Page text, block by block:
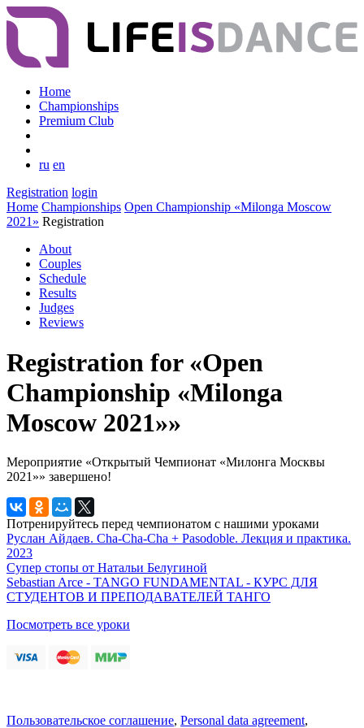
Home
Championships
Premium Club
ru en
Registration login
Home Championships Open Championship «Milonga Moscow
2021» Registration
About
Couples
Schedule
Results
Judges
Reviews
Registration for «Open
Championship «Milonga
Moscow 2021»»
Мероприятие «Открытый Чемпионат «Милонга Москвы
2021»» завершено!
Потренируйтесь перед чемпионатом с нашими уроками
Руслан Айдаев. Cha-Cha-Cha + Pasodoble. Лекция и практика.
2023
Супер стопы от Натальи Белугиной
Sebastian Arce - TANGO FUNDAMENTAL - КУРС ДЛЯ
СТУДЕНТОВ И ПРЕПОДАВАТЕЛЕЙ ТАНГО
Посмотреть все уроки
Пользовательское соглашение, Personal data agreement,